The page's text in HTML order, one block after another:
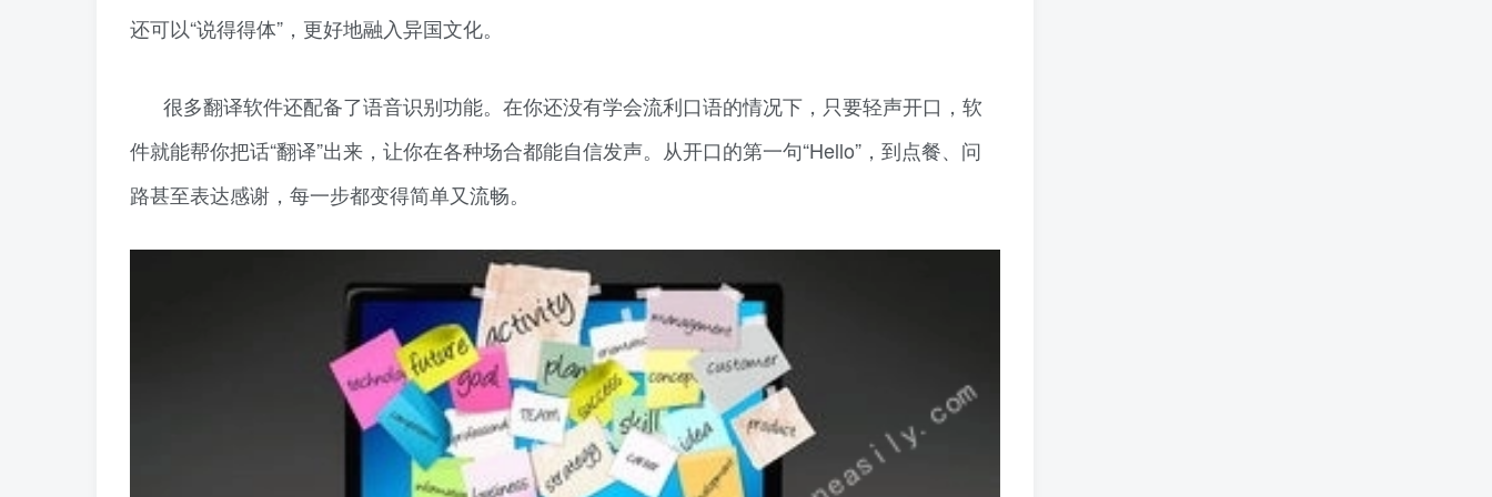
还可以“说得得体”，更好地融入异国文化。
很多翻译软件还配备了语音识别功能。在你还没有学会流利口语的情况下，只要轻声开口，软
件就能帮你把话“翻译”出来，让你在各种场合都能自信发声。从开口的第一句“Hello”，到点餐、问
路甚至表达感谢，每一步都变得简单又流畅。